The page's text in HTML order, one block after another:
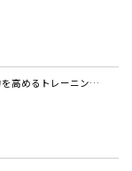
高めるトレーニン…